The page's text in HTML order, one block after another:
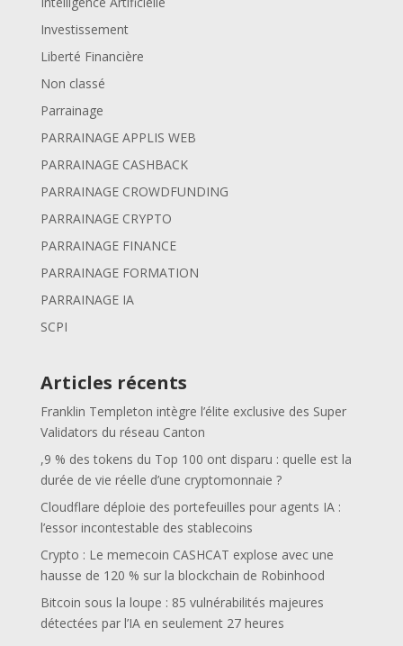
Investissement
Liberté Financière
Non classé
Parrainage
PARRAINAGE APPLIS WEB
PARRAINAGE CASHBACK
PARRAINAGE CROWDFUNDING
PARRAINAGE CRYPTO
PARRAINAGE FINANCE
PARRAINAGE FORMATION
PARRAINAGE IA
SCPI
Articles récents
Franklin Templeton intègre l’élite exclusive des Super
Validators du réseau Canton
,9 % des tokens du Top 100 ont disparu : quelle est la
durée de vie réelle d’une cryptomonnaie ?
Cloudflare déploie des portefeuilles pour agents IA :
l’essor incontestable des stablecoins
Crypto : Le memecoin CASHCAT explose avec une
hausse de 120 % sur la blockchain de Robinhood
Bitcoin sous la loupe : 85 vulnérabilités majeures
détectées par l’IA en seulement 27 heures